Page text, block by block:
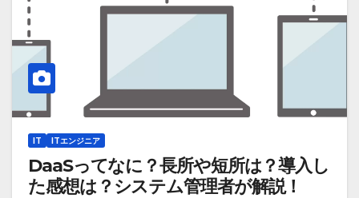
IT ITエンジニア
DaaSってなに？長所や短所は？導入し
た感想は？システム管理者が解説！